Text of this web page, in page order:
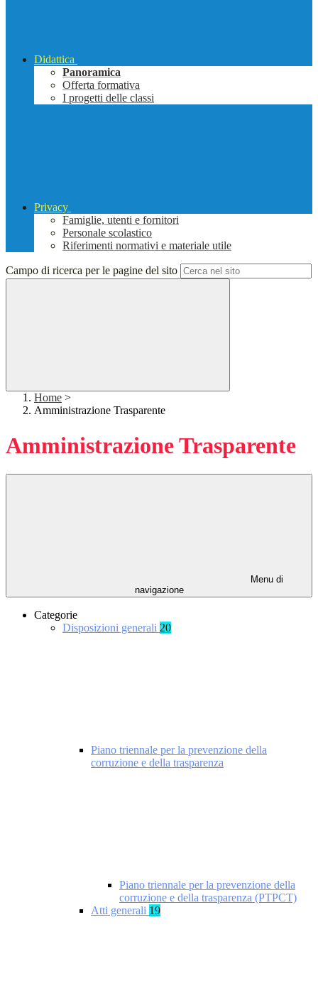
Didattica
Panoramica
Offerta formativa
I progetti delle classi
Privacy
Famiglie, utenti e fornitori
Personale scolastico
Riferimenti normativi e materiale utile
Campo di ricerca per le pagine del sito
Home >
Amministrazione Trasparente
Amministrazione Trasparente
Menu di
navigazione
Categorie
Disposizioni generali 20
Piano triennale per la prevenzione della
corruzione e della trasparenza
Piano triennale per la prevenzione della
corruzione e della trasparenza (PTPCT)
Atti generali 19